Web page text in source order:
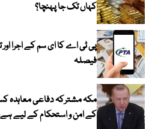
کہاں تک جا پہنچا؟
پی ٹی اے کا ای سم کے اجرا
فیصلہ
مکہ مشترکہ دفاعی
کے امن و استحکام کے لیے ہے،